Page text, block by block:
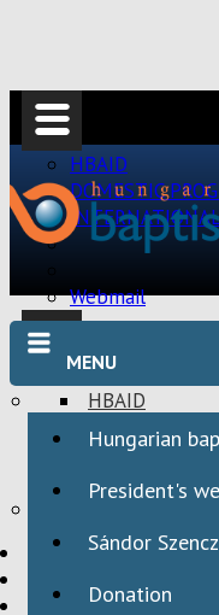
HBAID
DOMESTIC
Webmail
HBAID
DOMESTIC
HBAID
INTERNATIONAL
MENU
Hungarian
President's
Sándor
Donation